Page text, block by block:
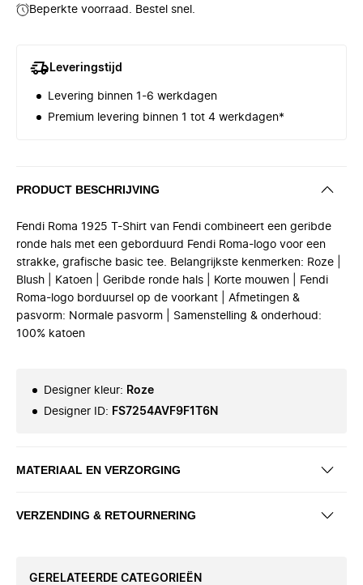
Beperkte voorraad. Bestel snel.
Leveringstijd
Levering binnen 1-6 werkdagen
Premium levering binnen 1 tot 4 werkdagen*
PRODUCT BESCHRIJVING
Fendi Roma 1925 T-Shirt van Fendi combineert een geribde
ronde hals met een geborduurd Fendi Roma-logo voor een
strakke, grafische basic tee. Belangrijkste kenmerken: Roze |
Blush | Katoen | Geribde ronde hals | Korte mouwen | Fendi
Roma-logo borduursel op de voorkant | Afmetingen &
pasvorm: Normale pasvorm | Samenstelling & onderhoud:
100% katoen
Designer kleur: Roze
Designer ID: FS7254AVF9F1T6N
MATERIAAL EN VERZORGING
VERZENDING & RETOURNERING
GERELATEERDE CATEGORIEËN